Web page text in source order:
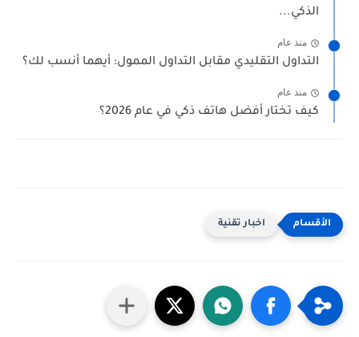
الذكي...
منذ عام
التداول التقليدي مقابل التداول الممول: أيهما أنسب لك؟
منذ عام
كيف تختار أفضل هاتف ذكي في عام 2026؟
اخبار تقنية